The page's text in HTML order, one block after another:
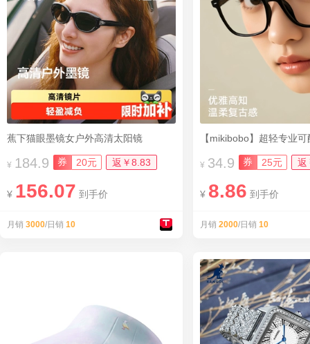
蕉下猫眼墨镜女户外高清太阳镜
¥ 184.9 券 20元 返￥8.83
¥ 156.07 到手价
月销 3000/日销 10
¥ 34.9 券 25元 返
¥ 8.86 到手价
月销 2000/日销 10